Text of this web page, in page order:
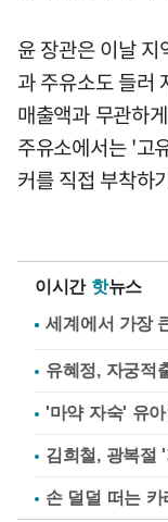
윤 장관은 이날
과 주유소도 들러
매출액과 무관하
주유소에서는 '고
커를 직접 부착하
이시간 핫뉴스
유혜정, 자궁적
'마약 자숙' 유
김희철, 광복절
손 덜덜 떠는